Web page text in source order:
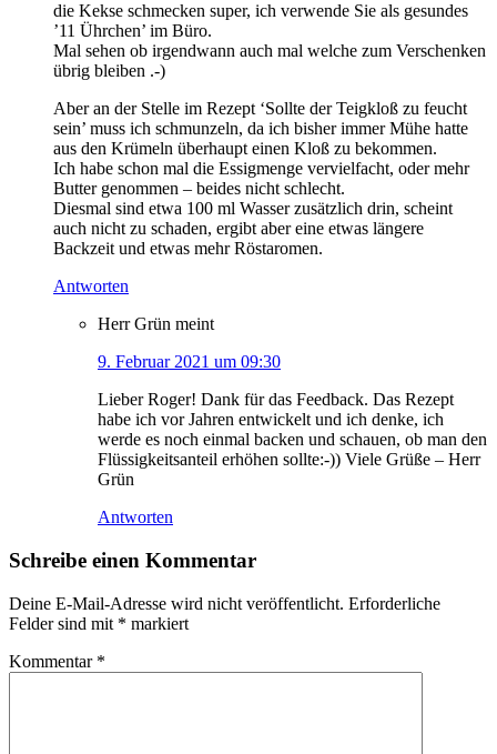
die Kekse schmecken super, ich verwende Sie als gesundes
’11 Ührchen’ im Büro.
Mal sehen ob irgendwann auch mal welche zum Verschenken
übrig bleiben .-)
Aber an der Stelle im Rezept ‘Sollte der Teigkloß zu feucht
sein’ muss ich schmunzeln, da ich bisher immer Mühe hatte
aus den Krümeln überhaupt einen Kloß zu bekommen.
Ich habe schon mal die Essigmenge vervielfacht, oder mehr
Butter genommen – beides nicht schlecht.
Diesmal sind etwa 100 ml Wasser zusätzlich drin, scheint
auch nicht zu schaden, ergibt aber eine etwas längere
Backzeit und etwas mehr Röstaromen.
Antworten
Herr Grün meint
9. Februar 2021 um 09:30
Lieber Roger! Dank für das Feedback. Das Rezept
habe ich vor Jahren entwickelt und ich denke, ich
werde es noch einmal backen und schauen, ob man den
Flüssigkeitsanteil erhöhen sollte:-)) Viele Grüße – Herr
Grün
Antworten
Schreibe einen Kommentar
Deine E-Mail-Adresse wird nicht veröffentlicht. Erforderliche
Felder sind mit * markiert
Kommentar *